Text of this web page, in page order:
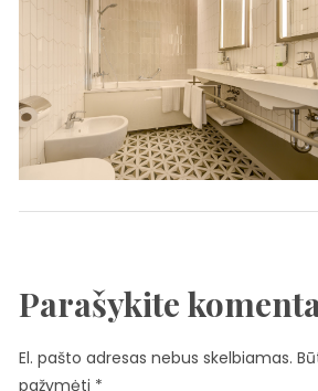
Parašykite
El. pašto adresas nebus skelbiamas.
pažymėti *